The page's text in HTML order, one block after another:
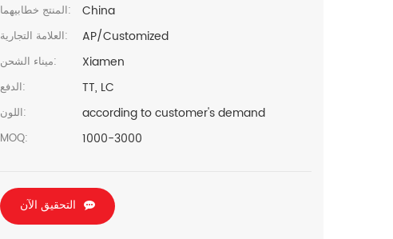
المنتج خطابيهما: China
العلامة التجارية: AP/Customized
ميناء الشحن: Xiamen
الدفع: TT, LC
اللون: according to customer's demand
MOQ: 1000-3000
التحقيق الآن